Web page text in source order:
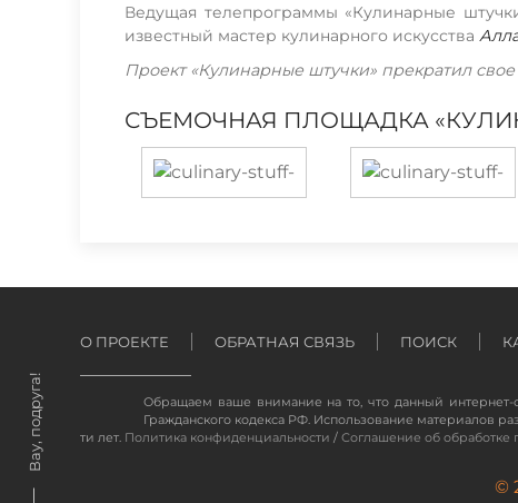
Ведущая телепрограммы «Кулинарные
известный мастер кулинарного искусства
Проект «Кулинарные штучки» прекратил
СЪЕМОЧНАЯ ПЛОЩАДКА
О ПРОЕКТЕ ОБРАТНАЯ СВЯЗЬ ПОИСК
Обращаем ваше внимание на то, что данный
Гражданского кодекса РФ. Использование материалов
ти лет. Политика конфиденциальности / Соглашение об обработке
©
Вау, подруга!